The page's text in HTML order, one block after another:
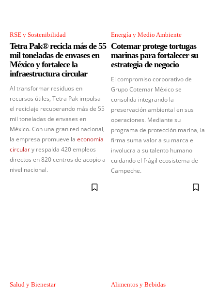
RSE y Sostenibilidad
Tetra Pak® recicla más de 55
mil toneladas de envases en
México y fortalece la
infraestructura circular
Al transformar residuos en
recursos útiles, Tetra Pak impulsa
el reciclaje recuperando más de 55
mil toneladas de envases en
México. Con una gran red nacional,
la empresa promueve la economía
circulary respalda 420 empleos
directos en 820 centros de acopio a
nivel nacional.
Energía y Medio Ambiente
Cotemar protege tortugas
marinas para fortalecer su
estrategia de negocio
El compromiso corporativo de
Grupo Cotemar México se
consolida integrando la
preservación ambiental en sus
operaciones. Mediante su
programa de protección marina, la
firma suma valor a su marca e
involucra a su talento humano
cuidando el frágil ecosistema de
Campeche.
Salud y Bienestar Alimentos y Bebidas